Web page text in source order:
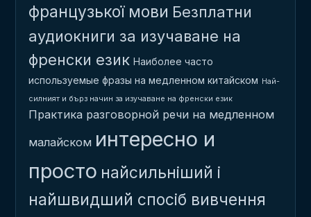
французької мови Безплатни
аудиокниги за изучаване на
френски език Наиболее часто
используемые фразы на медленном китайском Най-
силният и бърз начин за изучаване на френски език
Практика разговорной речи на медленном
малайском интересно и
просто найсильніший і
найшвидший спосіб вивчення